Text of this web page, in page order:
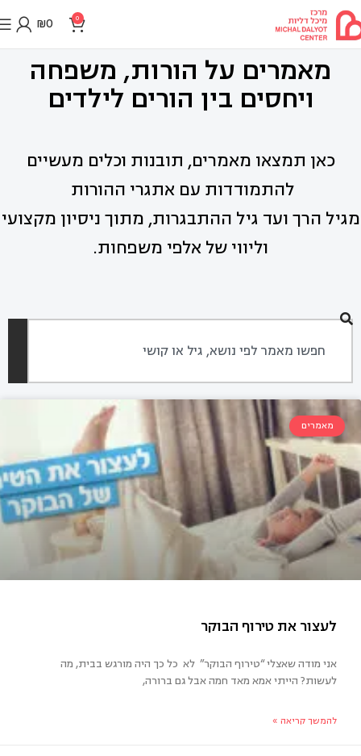
0
₪0
מאמרים על הורות, משפחה
ויחסים בין הורים לילדים
כאן תמצאו מאמרים, תובנות וכלים מעשיים
להתמודדות עם אתגרי ההורות
מגיל הרך ועד גיל ההתבגרות, מתוך ניסיון מקצועי
וליווי של אלפי משפחות.
מאמרים
אני מודה שאצלי “טירוף הבוקר” לא כל כך היה מורגש בבית, מה
לעשות? הייתי אמא מאד חמה אבל גם ברורה,
להמשך קריאה »